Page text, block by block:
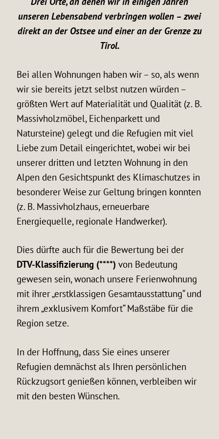
unseren Lebensabend verbringen wollen – zwei
direkt an der Ostsee und einer an der Grenze zu
Tirol.
Bei allen Wohnungen haben wir – so, als wenn
wir sie bereits jetzt selbst nutzen würden –
größten Wert auf Materialität und Qualität (z. B.
Massivholzmöbel, Eichenparkett und
Natursteine) gelegt und die Refugien mit viel
Liebe zum Detail eingerichtet, wobei wir bei
unserer dritten und letzten Wohnung in den
Alpen den Gesichtspunkt des Klimaschutzes in
besonderer Weise zur Geltung bringen konnten
(z. B. Massivholzhaus, erneuerbare
Energiequelle, regionale Handwerker).
Dies dürfte auch für die Bewertung bei der
DTV-Klassifizierung (****) von Bedeutung
gewesen sein, wonach unsere Ferienwohnung
mit ihrer „erstklassigen Gesamtausstattung“ und
ihrem „exklusivem Komfort“ Maßstäbe für die
Region setze.
In der Hoffnung, dass Sie eines unserer
Refugien demnächst als Ihren persönlichen
Rückzugsort genießen können, verbleiben wir
mit den besten Wünschen.